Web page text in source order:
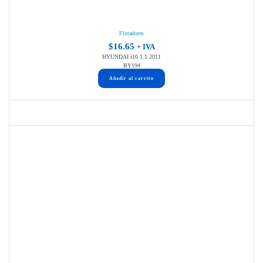
Flotadores
$16.65 + IVA
HYUNDAI i10 1.1 2011
BY194
Añadir al carrito